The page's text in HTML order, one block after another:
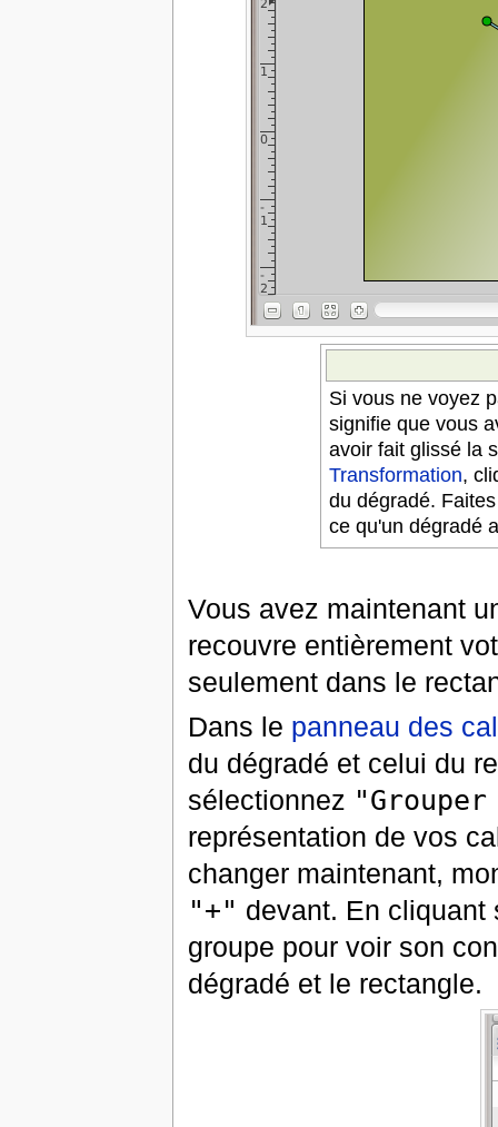
Si vous ne voyez
signifie que vous
avoir fait glissé la
Transformation,
du dégradé.
ce qu'un dégradé
Vous avez maintenant
recouvre entièrement
seulement dans le
Dans le panneau des
du dégradé et celui du
sélectionnez
représentation de vos
changer maintenant,
"+" devant. En
groupe pour voir son
dégradé et le rectangle.